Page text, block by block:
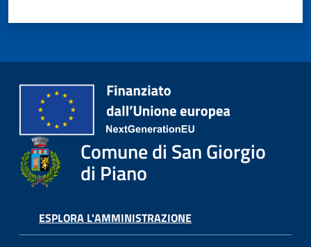
Amministrazione
o
t
Comune di San Giorgio
di Piano
ESPLORA L'AMMINISTRAZIONE